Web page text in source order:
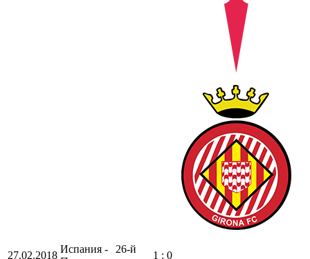
27.02.2018
Испания -
26-й
1 : 0